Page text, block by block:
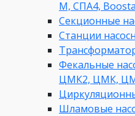
М, СПА4, Boosta
Секционные
Станции
Фекальные
ЦМК2, ЦМК,
Шламовые